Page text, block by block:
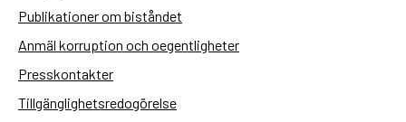
Publikationer om biståndet
Anmäl korruption och oegentligheter
Presskontakter
Tillgänglighetsredogörelse